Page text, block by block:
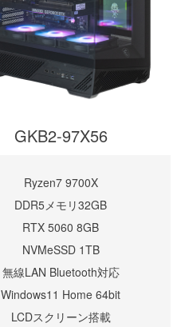
GKB2-97X56
Ryzen7 9700X
DDR5メモリ32GB
RTX 5060 8GB
NVMeSSD 1TB
無線LAN Bluetooth対応
Windows11 Home 64bit
LCDスクリーン搭載